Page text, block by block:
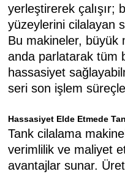
yerleştirerek çalışır;
yüzeylerini cilalayan
Bu makineler, büyük
anda parlatarak tüm
hassasiyet
seri son işlem
Hassasiyet Elde Etmede
Tank cilalama
verimlilik ve maliyet
avantajlar sunar.